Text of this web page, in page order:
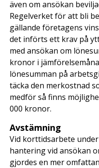
även om ansökan
Regelverket för att bli
gällande företagens
det införts ett krav på
med ansökan om
kronor i
lönesumman på
täcka den merkostnad
medför så finns
000 kronor.
Avstämning
Vid korttidsarbete
hantering vid ansökan
gjordes en mer